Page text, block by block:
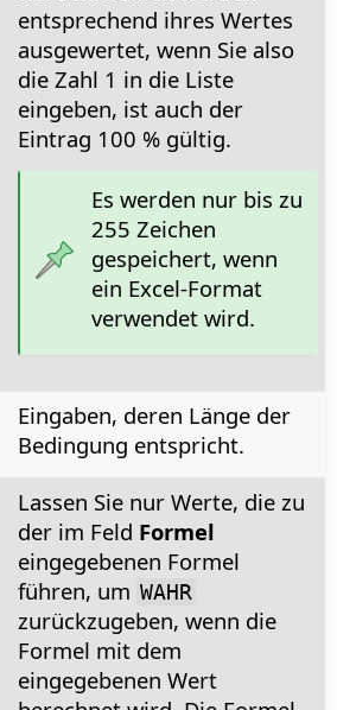
entsprechend ihres Wertes
ausgewertet, wenn Sie also
die Zahl 1 in die Liste
eingeben, ist auch der
Eintrag 100 % gültig.
Es werden nur bis zu
255 Zeichen
gespeichert, wenn
ein Excel-Format
verwendet wird.
Eingaben, deren Länge der
Bedingung entspricht.
Lassen Sie nur Werte, die zu
der im Feld Formel
eingegebenen Formel
führen, um WAHR
zurückzugeben, wenn die
Formel mit dem
eingegebenen Wert